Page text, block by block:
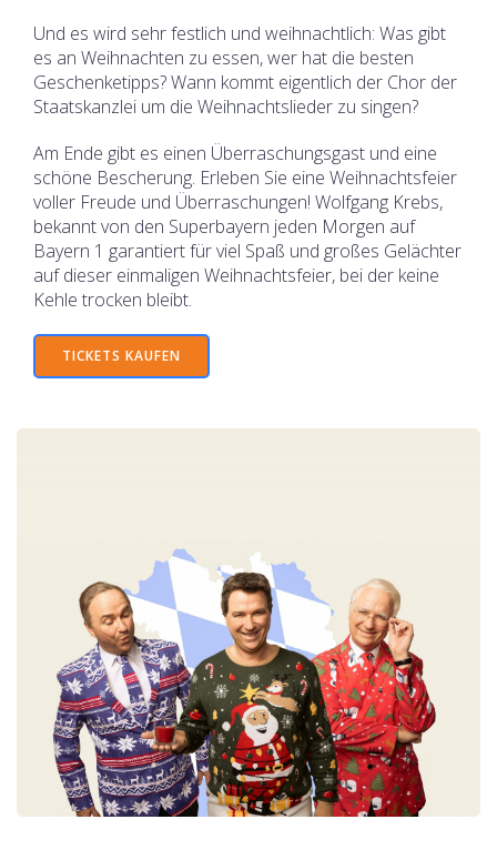
Und es wird sehr festlich und weihnachtlich: Was gibt
es an Weihnachten zu essen, wer hat die besten
Geschenketipps? Wann kommt eigentlich der Chor der
Staatskanzlei um die Weihnachtslieder zu singen?
Am Ende gibt es einen Überraschungsgast und eine
schöne Bescherung. Erleben Sie eine Weihnachtsfeier
voller Freude und Überraschungen! Wolfgang Krebs,
bekannt von den Superbayern jeden Morgen auf
Bayern 1 garantiert für viel Spaß und großes Gelächter
auf dieser einmaligen Weihnachtsfeier, bei der keine
Kehle trocken bleibt.
TICKETS KAUFEN